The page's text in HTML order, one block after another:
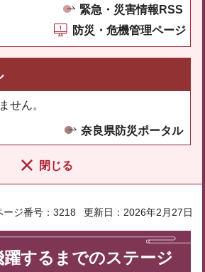
緊急・災害情報RSS
防災・危機管理ページ
せん。
奈良県防災ポータル
閉じる
ージ番号：3218 更新日：2026年2月27日
躍するまでのステージ